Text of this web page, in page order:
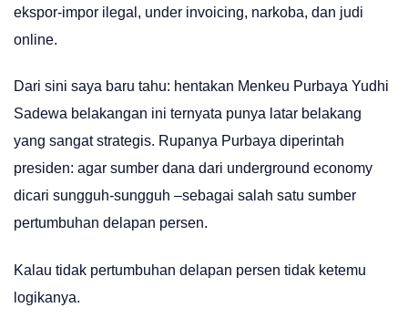
ekspor-impor ilegal, under invoicing, narkoba, dan judi
online.
Dari sini saya baru tahu: hentakan Menkeu Purbaya Yudhi
Sadewa belakangan ini ternyata punya latar belakang
yang sangat strategis. Rupanya Purbaya diperintah
presiden: agar sumber dana dari underground economy
dicari sungguh-sungguh –sebagai salah satu sumber
pertumbuhan delapan persen.
Kalau tidak pertumbuhan delapan persen tidak ketemu
logikanya.